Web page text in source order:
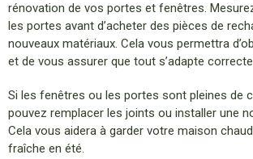
rénovation de vos portes et fenêtres.
les portes avant d’acheter des pièces de
nouveaux matériaux. Cela vous permettra
et de vous assurer que tout s’adapte
Si les fenêtres ou les portes sont pleines de
pouvez remplacer les joints ou installer une
Cela vous aidera à garder votre maison
fraîche en été.